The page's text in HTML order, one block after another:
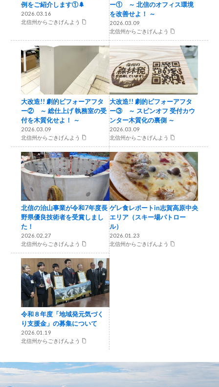
例をご紹介します①🌲
2026.03.16
北信州からごきげんよう
ー① ～ 北信のオフィス環境
を改善せよ！ ～
2026.03.09
北信州からごきげんよう
大改造!! 劇的ビフォーアフタ
ー② ～ 総仕上げ 執務室の受
付を木質化せよ！ ～
2026.03.09
北信州からごきげんよう
大改造!! 劇的ビフォーアフタ
ー③ ～ スピンオフ 受付カウ
ンター木質化の裏側 ～
2026.03.09
北信州からごきげんよう
北信の治山事業が令和7年度長
野県優良技術者を受賞しまし
た！
2026.02.27
北信州からごきげんよう
ゲレ食レポートin志賀高原中央
エリア（スキー場パトロー
ル）
2026.01.23
北信州からごきげんよう
令和８年度「地域発元気づく
り支援金」の募集について
2026.01.19
北信州からごきげんよう